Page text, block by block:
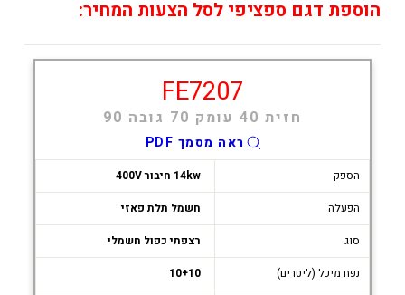
הוספת דגם ספציפי לסל הצעות המחיר:
FE7207
חזית 40 עומק 70 גובה 90
ראה מסמך PDF
הספק
14kw חיבור 400V
הפעלה
חשמל תלת פאזי
סוג
רצפתי כפול חשמלי
נפח מיכל (ליטרים)
10+10